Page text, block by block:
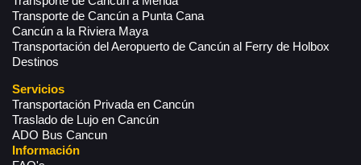
Transporte de Cancún a Punta Cana
Cancún a la Riviera Maya
Transportación del Aeropuerto de Cancún al Ferry de Holbox
Destinos
Servicios
Transportación Privada en Cancún
Traslado de Lujo en Cancún
ADO Bus Cancun
Información